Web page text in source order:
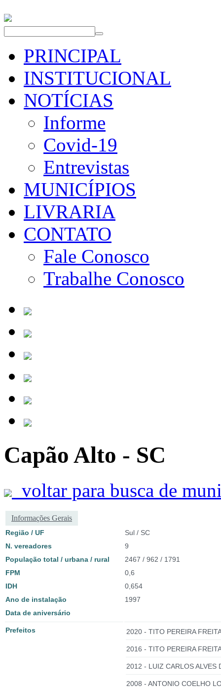
PRINCIPAL
INSTITUCIONAL
NOTÍCIAS
Informe
Covid-19
Entrevistas
MUNICÍPIOS
LIVRARIA
CONTATO
Fale Conosco
Trabalhe Conosco
Capão Alto - SC
voltar para busca de
Informações Gerais
Região / UF
Sul / SC
N. vereadores
9
População total / urbana / rural
2467 / 962 / 1791
FPM
0,6
IDH
0,654
Ano de instalação
1997
Data de aniversário
Prefeitos 2020 - TITO PEREIRA
2016 - TITO PEREIRA
2012 - LUIZ CARLOS ALVES
2008 - ANTONIO COELHO